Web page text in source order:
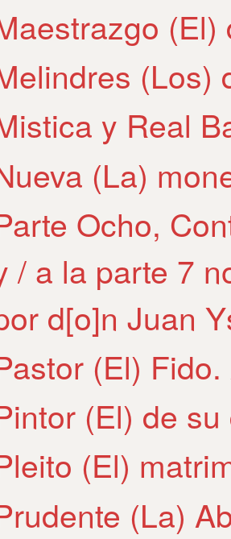
(Los)
y Real
(La)
Ocho,
/ a la parte 7
d[o]n Juan
(El)
(El) de
(El)
(La)